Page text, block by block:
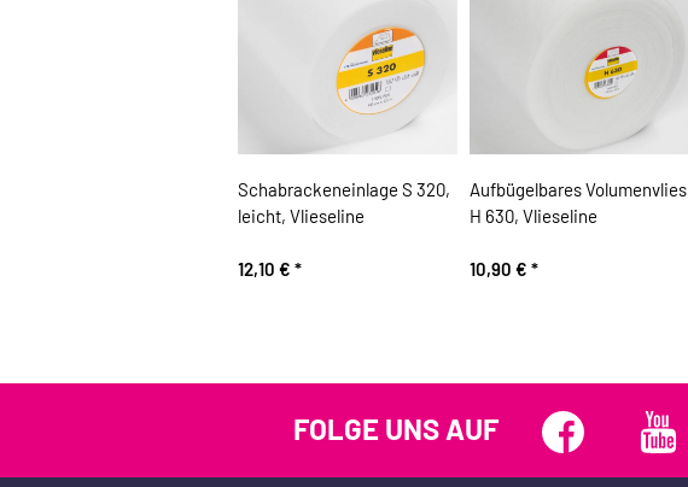
Schabrackeneinlage S 320,
leicht, Vlieseline
12,10 € *
Aufbügelbares Volumenvlies
H 630, Vlieseline
10,90 € *
FOLGE UNS AUF